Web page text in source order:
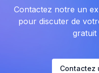
Contactez notre un
pour discuter de
gratuit
Contactez